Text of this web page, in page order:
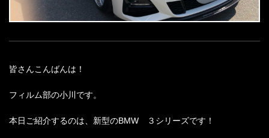
皆さんこんばんは！
フィルム部の小川です。
本日ご紹介するのは、新型のBMW ３シリーズです！